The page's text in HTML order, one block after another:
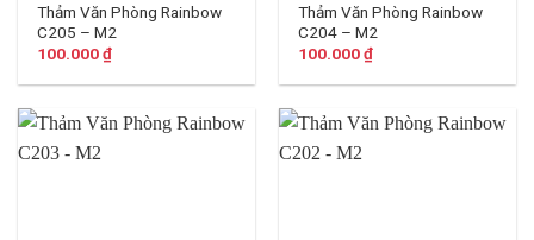
Thảm Văn Phòng Rainbow
C205 – M2
100.000₫
Thảm Văn Phòng Rainbow
C204 – M2
100.000₫